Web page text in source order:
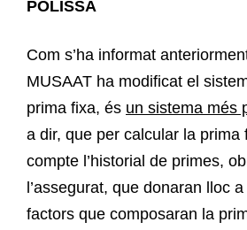
PÒLISSA
Com s’ha informat
MUSAAT ha modificat el
prima fixa, és un sistema més
a dir, que per calcular la prima
compte l’historial de primes,
l’assegurat, que donaran lloc
factors que composaran la